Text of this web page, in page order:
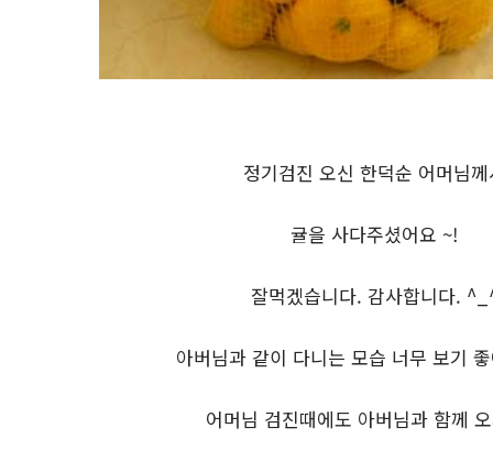
정기검진 오신 한덕순 어머님께
귤을 사다주셨어요 ~!
잘먹겠습니다. 감사합니다.
아버님과 같이 다니는 모습 너무 보기
어머님 검진때에도 아버님과 함께